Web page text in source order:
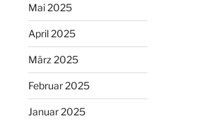
Mai 2025
April 2025
März 2025
Februar 2025
Januar 2025